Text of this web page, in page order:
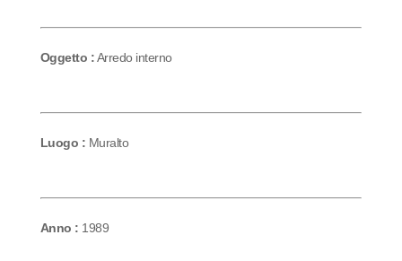
Oggetto :Arredo interno
Luogo : Muralto
Anno : 1989